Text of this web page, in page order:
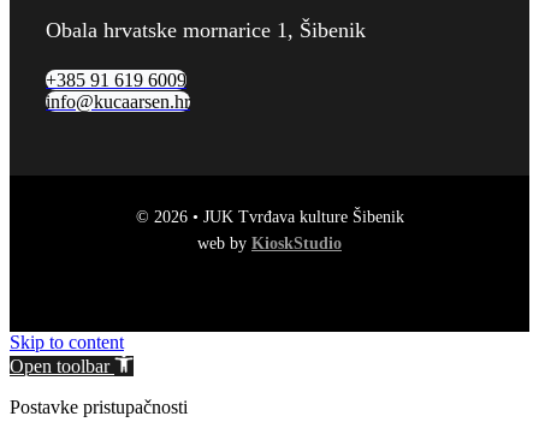
Obala hrvatske mornarice 1, Šibenik
+385 91 619 6009
info@kucaarsen.hr
© 2026 • JUK Tvrđava kulture Šibenik
web by KioskStudio
Skip to content
Open toolbar
Postavke pristupačnosti